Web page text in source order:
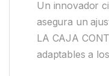
Un innovador
asegura un
LA CAJA
adaptables a